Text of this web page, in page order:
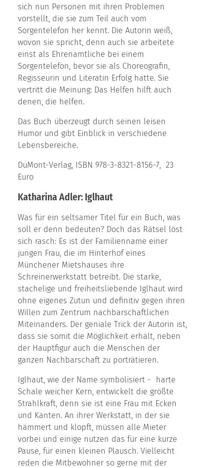
sich nun Personen mit ihren Problemen
vorstellt, die sie zum Teil auch vom
Sorgentelefon her kennt. Die Autorin weiß,
wovon sie spricht, denn auch sie arbeitete
einst als Ehrenamtliche bei einem
Sorgentelefon, bevor sie als Choreografin,
Regisseurin und Literatin Erfolg hatte. Sie
vertritt die Meinung: Das Helfen hilft auch
denen, die helfen.
Das Buch überzeugt durch seinen leisen
Humor und gibt Einblick in verschiedene
Lebensbereiche.
DuMont-Verlag, ISBN 978-3-8321-8156-7, 23
Euro
Katharina Adler: Iglhaut
Was für ein seltsamer Titel für ein Buch, was
soll er denn bedeuten? Doch das Rätsel löst
sich rasch: Es ist der Familienname einer
jungen Frau, die im Hinterhof eines
Münchener Mietshauses ihre
Schreinerwerkstatt betreibt. Die starke,
stachelige und freiheitsliebende Iglhaut wird
ohne eigenes Zutun und definitiv gegen ihren
Willen zum Zentrum nachbarschaftlichen
Miteinanders. Der geniale Trick der Autorin ist,
dass sie somit die Möglichkeit erhält, neben
der Hauptfigur auch die Menschen der
ganzen Nachbarschaft zu porträtieren.
Iglhaut, wie der Name symbolisiert - harte
Schale weicher Kern, entwickelt die größte
Strahlkraft, denn sie ist eine Frau mit Ecken
und Kanten. An ihrer Werkstatt, in der sie
hämmert und klopft, müssen alle Mieter
vorbei und einige nutzen das für eine kurze
Pause, für einen kleinen Plausch. Vielleicht
reden die Mitbewohner so gerne mit der